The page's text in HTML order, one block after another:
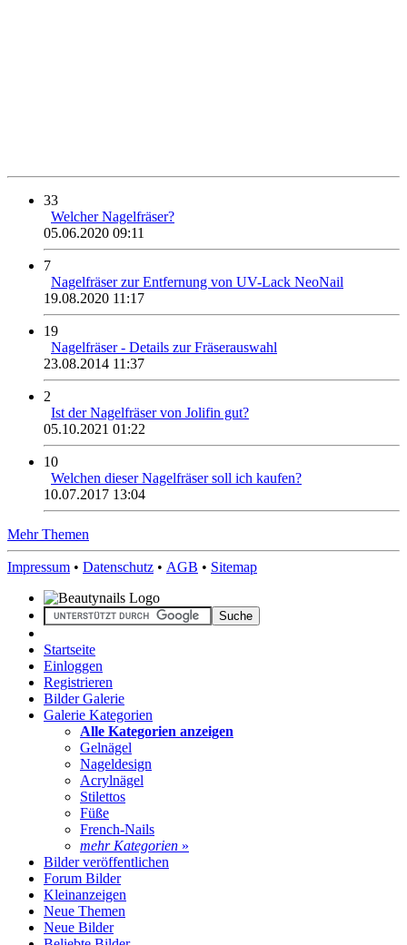
33
Welcher Nagelfräser?
05.06.2020 09:11
7
Nagelfräser zur Entfernung von UV-Lack NeoNail
19.08.2020 11:17
19
Nagelfräser - Details zur Fräserauswahl
23.08.2014 11:37
2
Ist der Nagelfräser von Jolifin gut?
05.10.2021 01:22
10
Welchen dieser Nagelfräser soll ich kaufen?
10.07.2017 13:04
Mehr Themen
Impressum • Datenschutz • AGB • Sitemap
Startseite
Einloggen
Registrieren
Bilder Galerie
Galerie Kategorien
Alle Kategorien anzeigen
Gelnägel
Nageldesign
Acrylnägel
Stilettos
Füße
French-Nails
mehr Kategorien »
Bilder veröffentlichen
Forum Bilder
Kleinanzeigen
Neue Themen
Neue Bilder